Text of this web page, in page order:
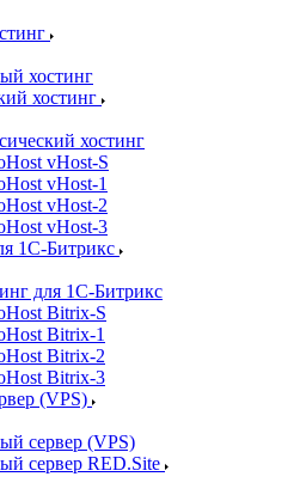
хостинг
хостинг
хостинг
vHost-S
vHost-1
vHost-2
vHost-3
1С-Битрикс
для 1С-Битрикс
Bitrix-S
Bitrix-1
Bitrix-2
Bitrix-3
(VPS)
сервер (VPS)
сервер RED.Site